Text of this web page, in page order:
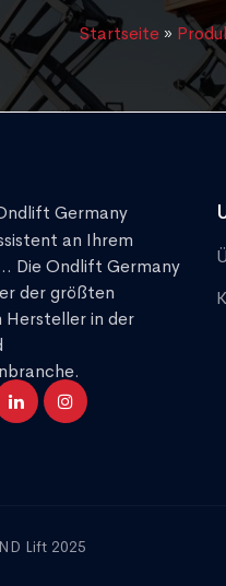
Startseite»
Germany
an Ihrem
Die Ondlift Germany
der größten
Hersteller in der
Lift 2025